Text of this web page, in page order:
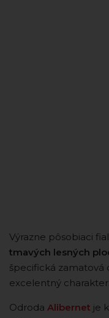
Výrazne pôsobiaci
tmavých lesných
špecifická
excelentný charakter.
Odroda Alibernet je